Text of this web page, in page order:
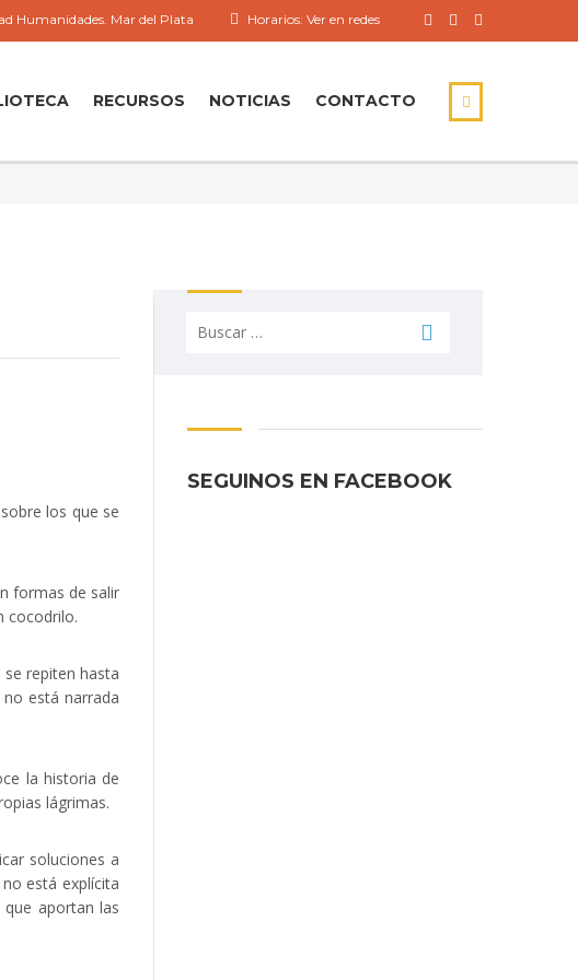
Horarios: Ver en redes
Humanidades. Mar del Plata
RECURSOS NOTICIAS CONTACTO
los que se
formas de salir
cocodrilo.
repiten hasta
está narrada
la historia de
lágrimas.
soluciones a
está explícita
aportan las
Buscar:
SEGUINOS EN FACEBOOK